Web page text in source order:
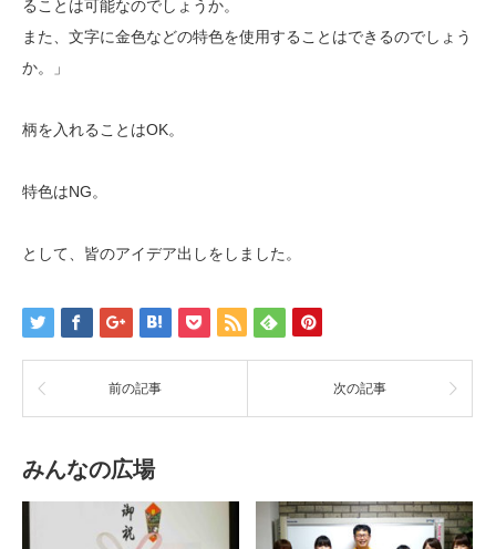
ることは可能なのでしょうか。
また、文字に金色などの特色を使用することはできるのでしょう
か。」
柄を入れることはOK。
特色はNG。
として、皆のアイデア出しをしました。
前の記事 次の記事
みんなの広場